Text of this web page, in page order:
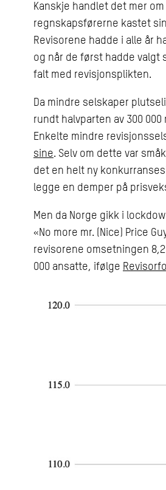
Kanskje handlet det mer
regnskapsførerne kastet
Revisorene hadde i alle år
og når de først hadde valgt
falt med revisjonsplikten.
Da mindre selskaper
rundt halvparten av 300
Enkelte mindre
sine. Selv om dette var
det en helt ny
legge en demper på
Men da Norge gikk i
«No more mr. (Nice) Price
revisorene omsetningen
000 ansatte, ifølge